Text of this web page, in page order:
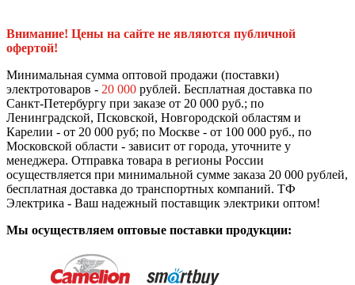
Внимание! Цены на сайте не являются публичной
офертой!
Минимальная сумма оптовой продажи (поставки)
электротоваров - 20 000 рублей. Бесплатная доставка по
Санкт-Петербургу при заказе от 20 000 руб.; по
Ленинградской, Псковской, Новгородской областям и
Карелии - от 20 000 руб; по Москве - от 100 000 руб., по
Московской области - зависит от города, уточните у
менеджера. Отправка товара в регионы России
осуществляется при минимальной сумме заказа 20 000 рублей,
бесплатная доставка до транспортных компаний. ТФ
Электрика - Ваш надежный поставщик электрики оптом!
Мы осуществляем оптовые поставки продукции: